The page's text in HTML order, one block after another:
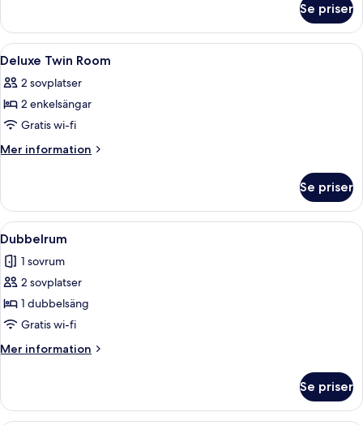
Room
Se priser
Öppna
alla
foton
för
Deluxe
Twin
Ett hotellrum med två sängar, ett
3
Deluxe Twin Room
2 sovplatser
2 enkelsängar
Gratis wi-fi
Mer information
Mer
Twin
Room
Se priser
Öppna
alla
foton
för
Dubbelrum
Ett sovrum med en säng, ett
4
Dubbelrum
1 sovrum
2 sovplatser
1 dubbelsäng
Gratis wi-fi
Mer information
Mer
Se priser